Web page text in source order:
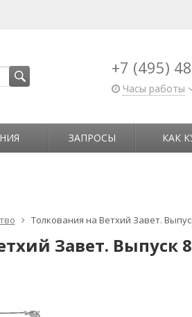
+7 (495)
Часы работы
ЗАПРОСЫ КАК
Толкования на Ветхий Завет.
Завет. Выпуск